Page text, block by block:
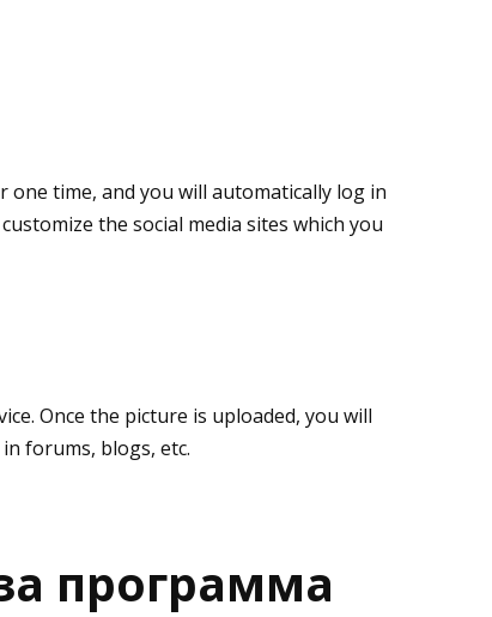
time, and you will automatically log in
the social media sites which you
Once the picture is uploaded, you will
forums, blogs, etc.
программа